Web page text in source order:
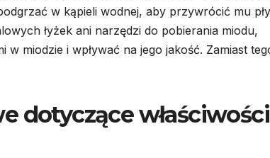
w kąpieli wodnej, aby przywrócić mu
łyżek ani narzędzi do pobierania miodu,
miodzie i wpływać na jego jakość. Zamiast
dotyczące właściwości